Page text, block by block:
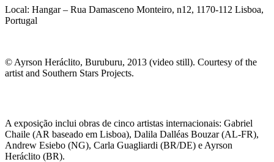
Local: Hangar – Rua Damasceno Monteiro, n12, 1170-112 Lisboa,
Portugal
© Ayrson Heráclito, Buruburu, 2013 (video still). Courtesy of the
artist and Southern Stars Projects.
A exposição inclui obras de cinco artistas internacionais: Gabriel
Chaile (AR baseado em Lisboa), Dalila Dalléas Bouzar (AL-FR),
Andrew Esiebo (NG), Carla Guagliardi (BR/DE) e Ayrson
Heráclito (BR).